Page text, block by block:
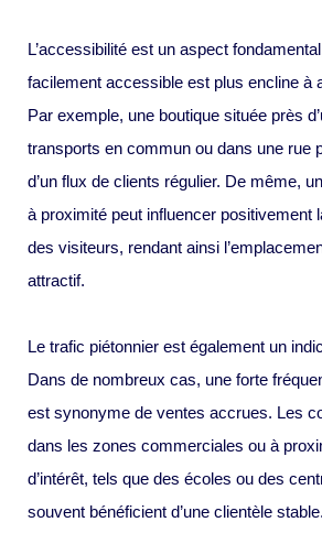
L’accessibilité est un aspect
facilement accessible est plus encline à
Par exemple, une boutique située près
transports en commun ou dans une rue
d’un flux de clients régulier. De même,
à proximité peut influencer positivement
des visiteurs, rendant ainsi
attractif.
Le trafic piétonnier est également un
Dans de nombreux cas, une forte
est synonyme de ventes accrues. Les
dans les zones commerciales ou à
d’intérêt, tels que des écoles ou des
souvent bénéficient d’une clientèle